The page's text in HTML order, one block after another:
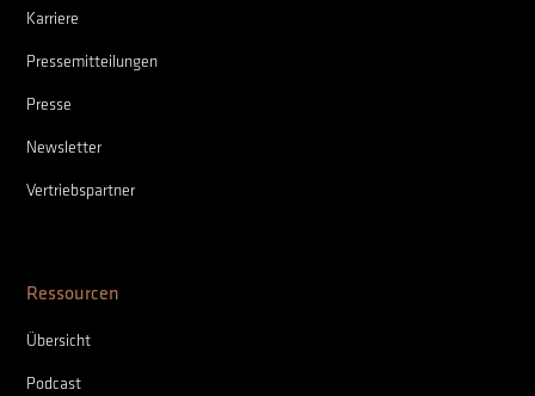
Karriere
Pressemitteilungen
Presse
Newsletter
Vertriebspartner
Ressourcen
Übersicht
Podcast